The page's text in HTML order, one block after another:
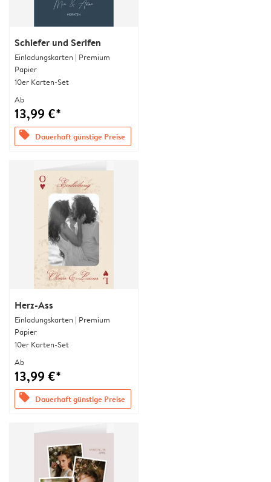
Schiefer und Serifen
Einladungskarten | Premium
Papier
10er Karten-Set
Ab
13,99 €*
offers Dauerhaft günstige Preise
Herz-Ass
Einladungskarten | Premium
Papier
10er Karten-Set
Ab
13,99 €*
offers Dauerhaft günstige Preise